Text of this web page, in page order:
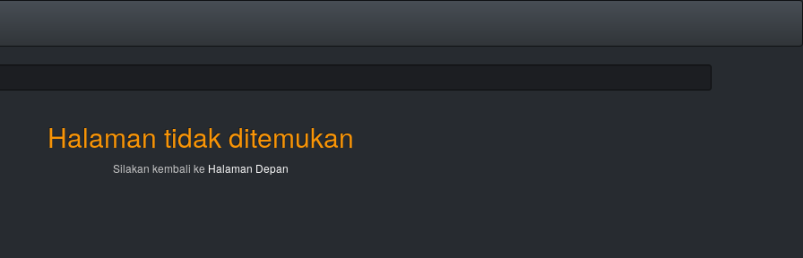
Halaman tidak ditemukan
Silakan kembali ke Halaman Depan